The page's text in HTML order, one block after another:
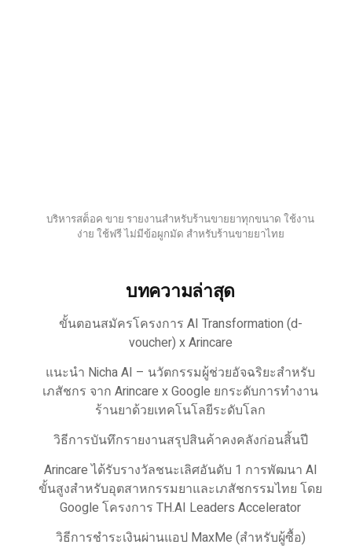
บริหารสต็อค ขาย รายงานสำหรับร้านขายยาทุกขนาด ใช้งาน
ง่าย ใช้ฟรี ไม่มีข้อผูกมัด สำหรับร้านขายยาไทย
บทความล่าสุด
ขั้นตอนสมัครโครงการ AI Transformation (d-
voucher) x Arincare
แนะนำ Nicha AI – นวัตกรรมผู้ช่วยอัจฉริยะสำหรับ
เภสัชกร จาก Arincare x Google ยกระดับการทำงาน
ร้านยาด้วยเทคโนโลยีระดับโลก
วิธีการบันทึกรายงานสรุปสินค้าคงคลังก่อนสิ้นปี
Arincare ได้รับรางวัลชนะเลิศอันดับ 1 การพัฒนา AI
ขั้นสูงสำหรับอุตสาหกรรมยาและเภสัชกรรมไทย โดย
Google โครงการ TH.AI Leaders Accelerator
วิธีการชำระเงินผ่านแอป MaxMe (สำหรับผู้ซื้อ)